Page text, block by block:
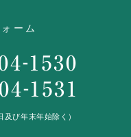
ーム
び年末年始除く）